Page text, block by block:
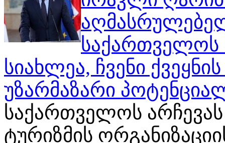
საქართველოს
სიახლეა, ჩვენი
უზარმაზარი
საქართველოს
ტურიზმის